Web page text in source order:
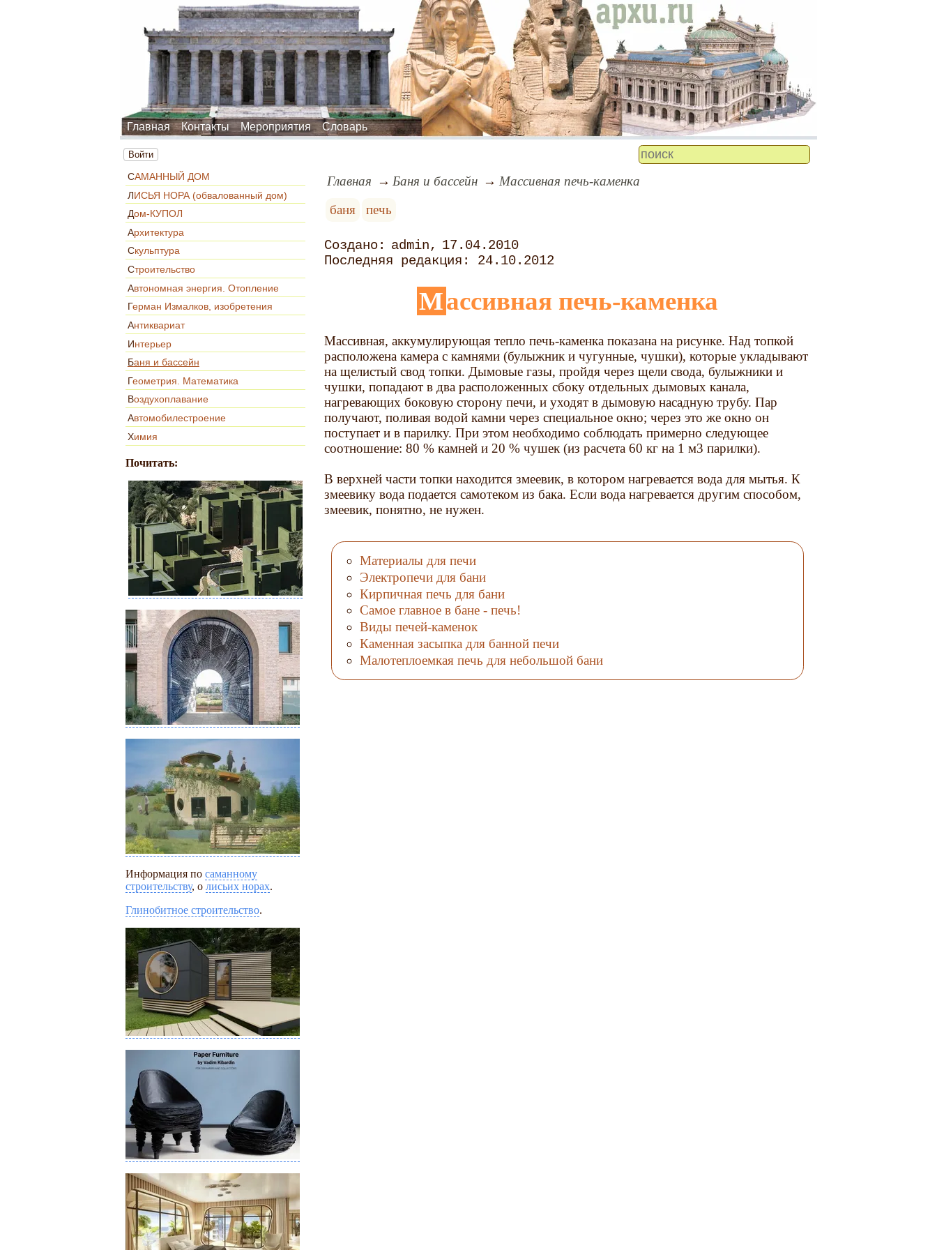
Главная Контакты Мероприятия Словарь
Войти
САМАННЫЙ ДОМ
ЛИСЬЯ НОРА (обвалованный дом)
Дом-КУПОЛ
Архитектура
Скульптура
Строительство
Автономная энергия. Отопление
Герман Измалков, изобретения
Антиквариат
Интерьер
Баня и бассейн
Геометрия. Математика
Воздухоплавание
Автомобилестроение
Химия
Почитать:
Информация по саманному
строительству, о лисьих норах.
Глинобитное строительство.
Главная Баня и бассейн
Массивная печь-каменка
баня
печь
admin
17.04.2010
24.10.2012
Массивная печь-каменка
Массивная, аккумулирующая тепло печь-каменка показана на рисунке. Над топкой
расположена камера с камнями (булыжник и чугунные, чушки), которые укладывают
на щелистый свод топки. Дымовые газы, пройдя через щели свода, булыжники и
чушки, попадают в два расположенных сбоку отдельных дымовых канала,
нагревающих боковую сторону печи, и уходят в дымовую насадную трубу. Пар
получают, поливая водой камни через специальное окно; через это же окно он
поступает и в парилку. При этом необходимо соблюдать примерно следующее
соотношение: 80 % камней и 20 % чушек (из расчета 60 кг на 1 м3 парилки).
В верхней части топки находится змеевик, в котором нагревается вода для мытья. К
змеевику вода подается самотеком из бака. Если вода нагревается другим способом,
змеевик, понятно, не нужен.
Материалы для печи
Электропечи для бани
Кирпичная печь для бани
Самое главное в бане - печь!
Виды печей-каменок
Каменная засыпка для банной печи
Малотеплоемкая печь для небольшой бани